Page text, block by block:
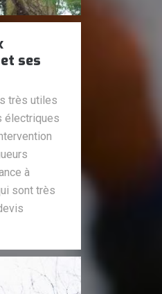
ses
très utiles
électriques
à
sont très